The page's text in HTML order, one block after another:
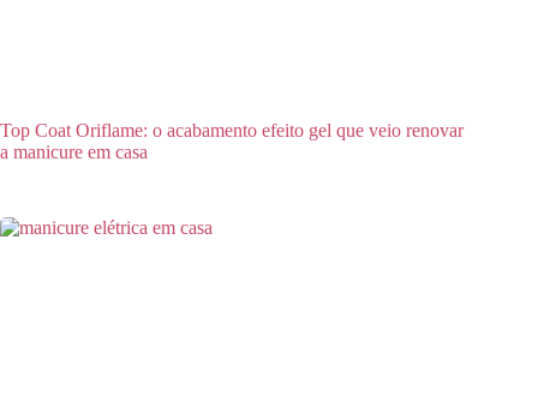
Top Coat Oriflame: o acabamento efeito gel que veio renovar
a manicure em casa